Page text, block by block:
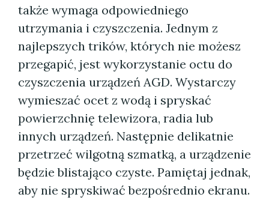
także wymaga odpowiedniego
utrzymania i czyszczenia. Jednym z
najlepszych trików, których nie możesz
przegapić, jest wykorzystanie octu do
czyszczenia urządzeń AGD. Wystarczy
wymieszać ocet z wodą i spryskać
powierzchnię telewizora, radia lub
innych urządzeń. Następnie delikatnie
przetrzeć wilgotną szmatką, a urządzenie
będzie blistająco czyste. Pamiętaj jednak,
aby nie spryskiwać bezpośrednio ekranu.